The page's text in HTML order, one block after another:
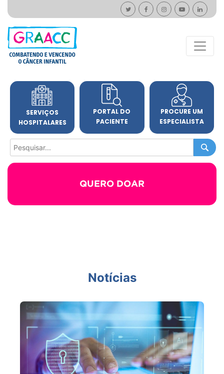
SERVIÇOS
HOSPITALARES
PORTAL DO
PACIENTE
PROCURE UM
ESPECIALISTA
QUERO DOAR
Notícias